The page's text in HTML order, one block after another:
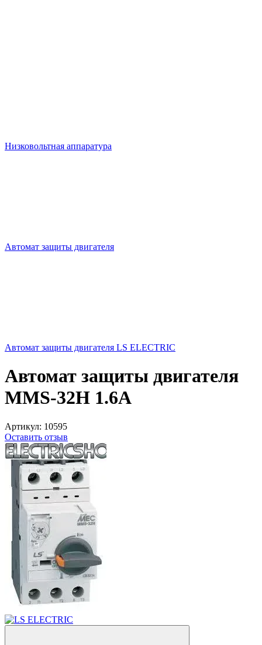
Низковольтная аппаратура
Автомат защиты двигателя
Автомат защиты двигателя LS ELECTRIC
Автомат защиты двигателя
MMS-32H 1.6A
Артикул: 10595
Оставить отзыв